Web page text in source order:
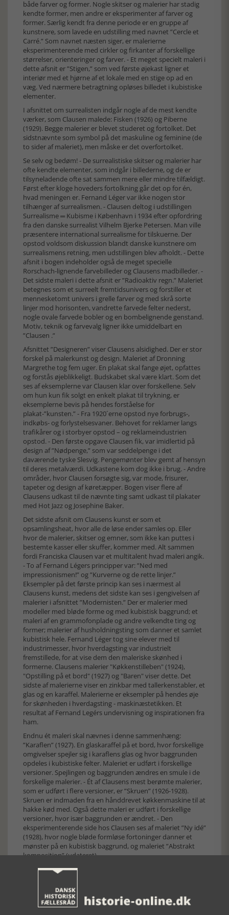
både farver og former. Nogle skitser og malerier har stadig
kendte former, men andre er eksperimenter af farver og
former. Særlig kendt fra denne periode er en gruppe af
kunstnere, som lavede en udstilling med navnet ”Cercle et
Carré.” Som navnet næsten siger, er malerierne
eksperimenterende med cirkler og firkanter af forskellige
størrelser, orienteringer og farver. - Et meget specielt maleri i
dette afsnit er ”Stigen,” som ved første øjekast ligner et
interiør med et hjørne af et lokale med en stige op ad en
væg. Ved nærmere betragtning opløses billedet i kubistiske
elementer.
I afsnittet om surrealisten indgår nogle af de mest kendte
værker, som Clausen malede: Fisken (1926) og Piberne
(1929). Begge malerier er blevet studeret og fortolket. Det
sidstnævnte som symbol på det maskuline og feminine (de
to sider af maleriet), men måske er det overfortolket.
Se selv og bedøm! - De surrealistiske skitser og malerier har
ofte kendte elementer, som indgår i billederne, og de er
tilsyneladende ofte sat sammen mere eller mindre tilfældigt.
Først efter kloge hoveders fortolkning går det op for én,
hvad meningen er. Fernand Léger var ikke nogen stor
tilhænger af surrealismen. - Clausen deltog i udstillingen
Surrealisme ═ Kubisme i København i 1934 efter opfordring
fra den danske surrealist Vilhelm Bjerke Petersen. Man ville
præsentere international surrealisme for tilskuerne. Der
opstod voldsom diskussion blandt danske kunstnere om
surrealismens retning, men udstillingen blev afholdt. - Dette
afsnit i bogen indeholder også de meget specielle
Rorschach-lignende farvebilleder og Clausens madbilleder. -
Det sidste maleri i dette afsnit er ”Radioaktiv regn.” Maleriet
betegnes som et surreelt fremtidsunivers og forstiller et
mennesketomt univers i grelle farver og med skrå sorte
linjer mod horisonten, vandrette farvede felter nederst,
nogle ovale farvede bobler og en bombelignende genstand.
Motiv, teknik og farvevalg ligner ikke umiddelbart en
”Clausen .”
Afsnittet ”Designeren” viser Clausens alsidighed. Der er stor
forskel på malerkunst og design. Maleriet af Dronning
Margrethe tog fem uger. En plakat skal fange øjet, opfattes
og forstås øjeblikkeligt. Budskabet skal være klart. Som det
ses af eksemplerne var Clausen klar over forskellene. Selv
om hun kun fik solgt en enkelt plakat til trykning, er
eksemplerne bevis på hendes forståelse for
plakat-”kunsten.” - Fra 1920´erne opstod nye forbrugs-,
indkøbs- og forlystelsesvaner. Behovet for reklamer langs
trafikårer og i storbyer opstod – og reklameindustrien
opstod. - Den første opgave Clausen fik, var imidlertid på
design af ”Nødpenge,” som var seddelpenge i det
daværende tyske Slesvig. Pengemønter blev gemt af hensyn
til deres metalværdi. Udkastene kom dog ikke i brug. - Andre
områder, hvor Clausen forsøgte sig, var mode, frisurer,
tapeter og design af køretæpper. Bogen viser flere af
Clausens udkast til de nævnte ting samt udkast til plakater
med Hot Jazz og Josephine Baker.
Det sidste afsnit om Clausens kunst er som et
opsamlingsheat, hvor alle de løse ender samles op. Eller
hvor de malerier, skitser og emner, som ikke kan puttes i
bestemte kasser eller skuffer, kommer med. Alt sammen
fordi Franciska Clausen var et multitalent hvad maleri angik.
- To af Fernand Légers principper var: ”Ned med
impressionismen!” og ”Kurverne og de rette linjer.”
Eksempler på det første princip kan ses i nærmest al
Clausens kunst, medens det sidste kan ses i gengivelsen af
malerier i afsnittet ”Modernisten.” Der er malerier med
modeller med bløde forme og med kubistisk baggrund; et
maleri af en grammofonplade og andre velkendte ting og
former; malerier af husholdningsting som danner et samlet
kubistisk hele. Fernand Léger tog sine elever med til
industrimesser, hvor hverdagsting var industrielt
fremstillede, for at vise dem den maleriske skønhed i
formerne. Clausens malerier "Køkkenstilleben" (1924),
"Opstilling på et bord" (1927) og "Baren" viser dette. Det
sidste af malerierne viser en zinkbar med tallerkenstabler, et
glas og en karaffel. Malerierne er eksempler på hendes øje
for skønheden i hverdagsting - maskinæstetikken. Et
resultat af Fernand Legérs undervisning og inspirationen fra
ham.
Endnu ét maleri skal nævnes i denne sammenhæng:
”Karaflen” (1927). En glaskaraffel på et bord, hvor forskellige
omgivelser spejler sig i karaflens glas og hvor baggrunden
opdeles i kubistiske felter. Maleriet er udført i forskellige
versioner. Spejlingen og baggrunden ændres en smule i de
forskellige malerier. - Ét af Clausens mest berømte malerier,
som er udført i flere versioner, er ”Skruen” (1926-1928).
Skruen er indmaden fra en hånddrevet køkkenmaskine til at
hakke kød med. Også dette maleri er udført i forskellige
versioner, hvor især baggrunden er ændret. - Den
eksperimenterende side hos Clausen ses af maleriet ”Ny idé”
(1928), hvor nogle bløde formløse fortoninger danner et
mønster på en kubistisk baggrund, og maleriet ”Abstrakt
komposition” (udateret).
De sidste afsnit af bogen er rettet mod kunsthistorisk og
”Arkivet og kunsthistorien.” - Franciska Clausen samlede
hele livet breve, udklip, anmeldelser, udstillingskataloger,
interviews, fotos m.m. Brevene er samlet for sig og